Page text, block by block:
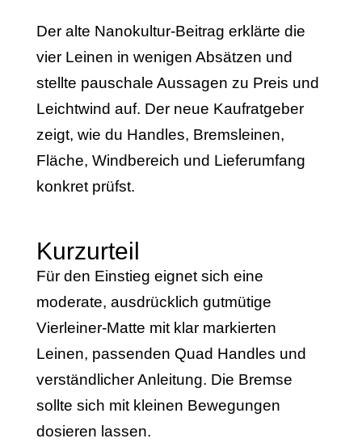
Der alte Nanokultur-Beitrag erklärte die
vier Leinen in wenigen Absätzen und
stellte pauschale Aussagen zu Preis und
Leichtwind auf. Der neue Kaufratgeber
zeigt, wie du Handles, Bremsleinen,
Fläche, Windbereich und Lieferumfang
konkret prüfst.
Kurzurteil
Für den Einstieg eignet sich eine
moderate, ausdrücklich gutmütige
Vierleiner-Matte mit klar markierten
Leinen, passenden Quad Handles und
verständlicher Anleitung. Die Bremse
sollte sich mit kleinen Bewegungen
dosieren lassen.